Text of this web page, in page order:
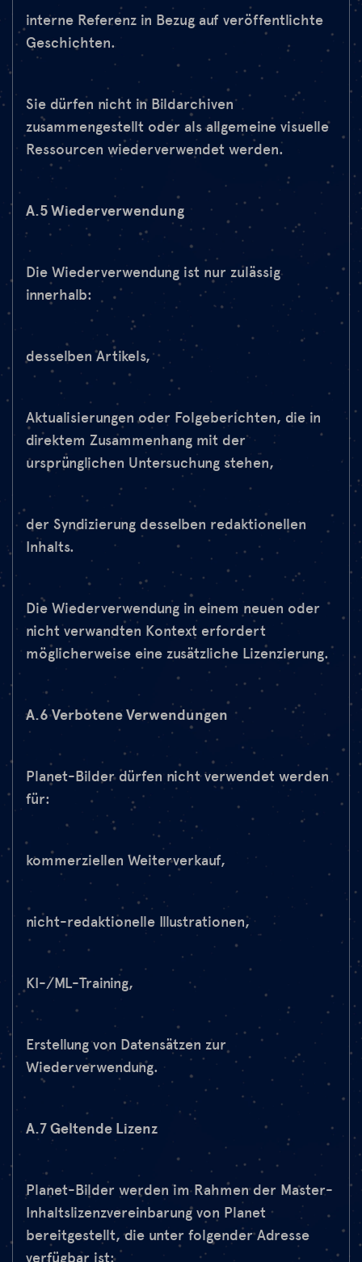
interne Referenz in Bezug auf veröffentlichte
Geschichten.
Sie dürfen nicht in Bildarchiven
zusammengestellt oder als allgemeine visuelle
Ressourcen wiederverwendet werden.
A.5 Wiederverwendung
Die Wiederverwendung ist nur zulässig
innerhalb:
desselben Artikels,
Aktualisierungen oder Folgeberichten, die in
direktem Zusammenhang mit der
ursprünglichen Untersuchung stehen,
der Syndizierung desselben redaktionellen
Inhalts.
Die Wiederverwendung in einem neuen oder
nicht verwandten Kontext erfordert
möglicherweise eine zusätzliche Lizenzierung.
A.6 Verbotene Verwendungen
Planet-Bilder dürfen nicht verwendet werden
für:
kommerziellen Weiterverkauf,
nicht-redaktionelle Illustrationen,
KI-/ML-Training,
Erstellung von Datensätzen zur
Wiederverwendung.
A.7 Geltende Lizenz
Planet-Bilder werden im Rahmen der Master-
Inhaltslizenzvereinbarung von Planet
bereitgestellt, die unter folgender Adresse
verfügbar ist: